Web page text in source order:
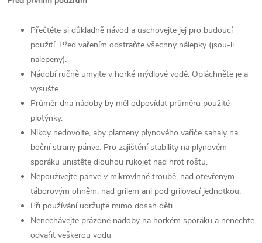
Přečtěte si důkladně návod a uschovejte jej pro budoucí
použití. Před vařením odstraňte všechny nálepky (jsou-li
nalepeny).
Nádobí ručně umyjte v horké mýdlové vodě. Opláchněte je a
vysušte.
Průměr dna nádoby by měl odpovídat průměru použité
plotýnky.
Nikdy nedovolte, aby plameny plynového vařiče sahaly na
boční strany pánve. Pro zajištění stability na plynovém
sporáku unistête dlouhou rukojeť nad hrot roštu.
Nepoužívejte pánve v mikrovlnné troubě, nad otevřeným
táborovým ohněm, nad grilem ani pod grilovací jednotkou.
Při používání udržujte mimo dosah děti.
Nenechávejte prázdné nádoby na horkém sporáku a nenechte
odvařit veškerou vodu